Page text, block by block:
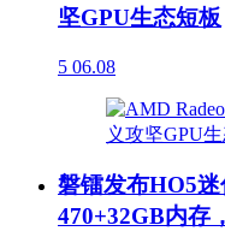
坚GPU生态短板
5 06.08
磐镭发布HO5
470+32GB内存